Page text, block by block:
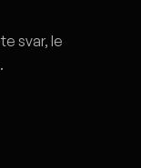
svar, le